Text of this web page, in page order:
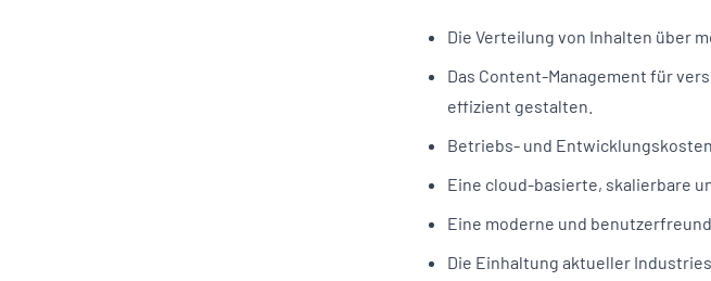
Die Verteilung von Inhalten über
Das Content-Management für
effizient gestalten.
Betriebs- und
Eine cloud-basierte, skalierbare
Eine moderne und
Die Einhaltung aktueller